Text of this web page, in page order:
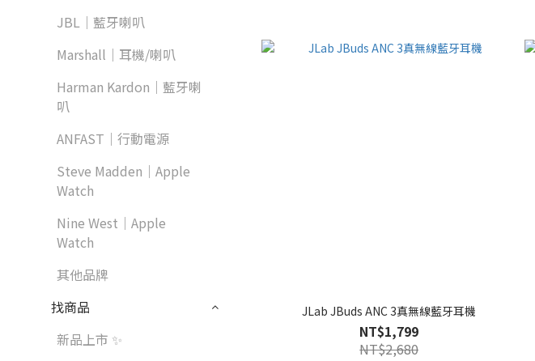
JBL｜藍牙喇叭
Marshall｜耳機/喇叭
Harman Kardon｜藍牙喇
叭
ANFAST｜行動電源
Steve Madden｜Apple
Watch
Nine West｜Apple
Watch
其他品牌
找商品
新品上市 ✨
JLab JBuds ANC 3真無線藍牙耳機
NT$1,799
NT$2,680